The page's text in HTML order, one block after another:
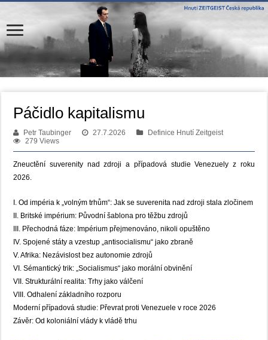
Páčidlo kapitalismu
Petr Taubinger 27.7.2026
Definice Hnutí Zeitgeist
279 Views
Zneuctění suverenity nad zdroji a případová studie Venezuely z roku
2026.
I. Od impéria k „volným trhům“: Jak se suverenita nad zdroji stala zločinem
II. Britské impérium: Původní šablona pro těžbu zdrojů
III. Přechodná fáze: Impérium přejmenováno, nikoli opuštěno
IV. Spojené státy a vzestup „antisocialismu“ jako zbraně
V. Afrika: Nezávislost bez autonomie zdrojů
VI. Sémantický trik: „Socialismus“ jako morální obvinění
VII. Strukturální realita: Trhy jako válčení
VIII. Odhalení základního rozporu
Moderní případová studie: Převrat proti Venezuele v roce 2026
Závěr: Od koloniální vlády k vládě trhu